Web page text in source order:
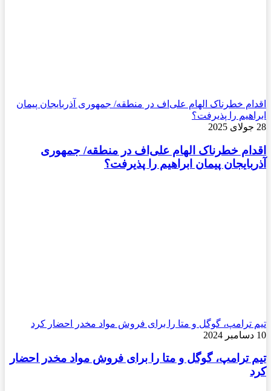
اقدام خطرناک الهام علی‌اف در منطقه/ جمهوری آذربایجان پیمان
ابراهیم را پذیرفت؟
28 جولای 2025
اقدام خطرناک الهام علی‌اف در منطقه/ جمهوری
آذربایجان پیمان ابراهیم را پذیرفت؟
تیم ترامپ، گوگل و متا را برای فروش مواد مخدر احضار کرد
10 دسامبر 2024
تیم ترامپ، گوگل و متا را برای فروش مواد مخدر احضار
کرد